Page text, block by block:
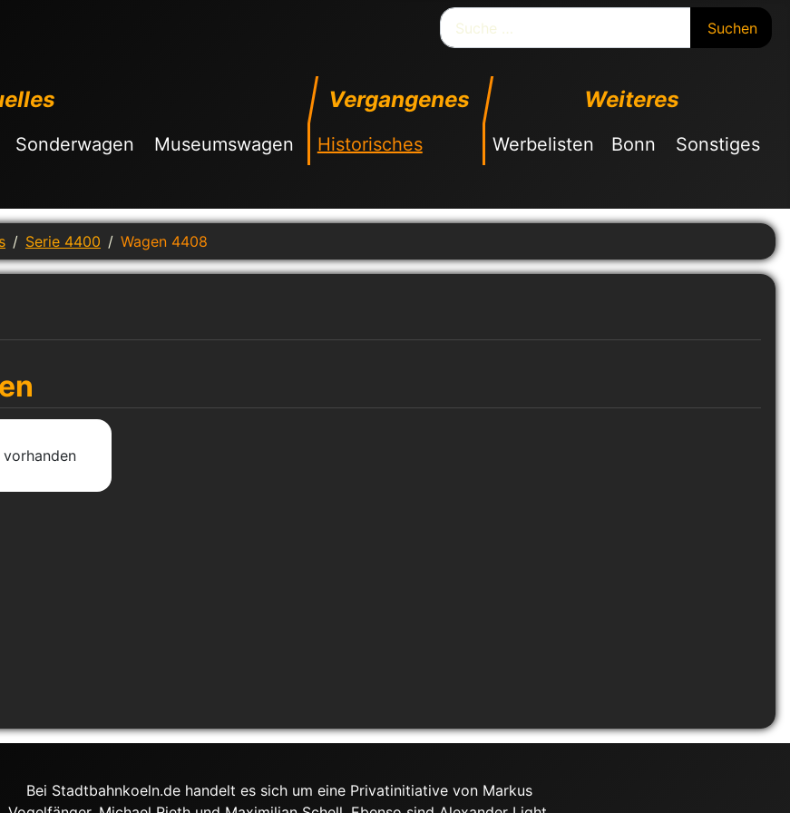
Suchen
Sonderwagen Museumswagen
Vergangenes
Historisches
Weiteres
Werbelisten Bonn Sonstiges
Serie 4400 Wagen 4408
vorhanden
Bei Stadtbahnkoeln.de handelt es sich um eine Privatinitiative von Markus